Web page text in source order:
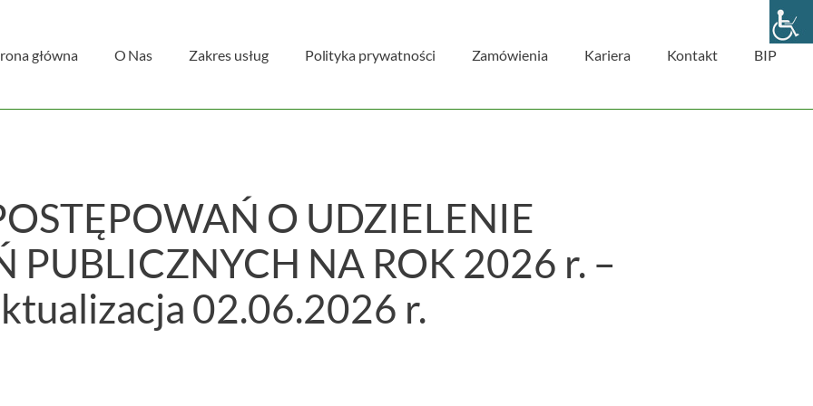
główna O Nas Zakres usług Polityka prywatności Zamówienia Kariera Kontakt BIP
O UDZIELENIE
PUBLICZNYCH NA ROK 2026 r. –
02.06.2026 r.